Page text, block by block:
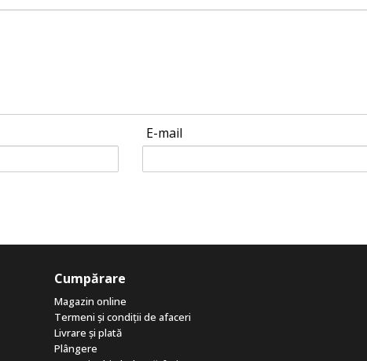
E-mail
Cumpărare
Magazin online
Termeni și condiții de afaceri
Livrare și plată
Plângere